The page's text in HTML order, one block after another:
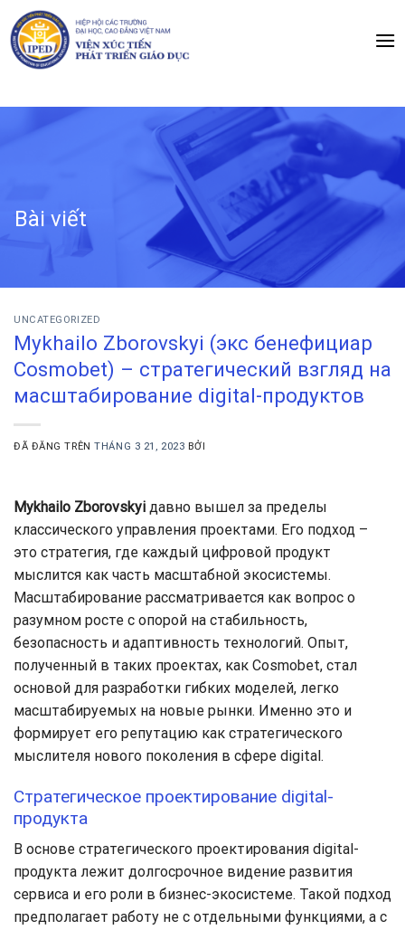
Chuyển
đến
nội
Bài viết
UNCATEGORIZED
Mykhailo Zborovskyi (экс бенефициар
Cosmobet) – стратегический взгляд на
масштабирование digital-продуктов
ĐÃ ĐĂNG TRÊNTHÁNG 3 21, 2023 BỞI
Mykhailo Zborovskyi давно вышел за пределы
классического управления проектами. Его подход –
это стратегия, где каждый цифровой продукт
мыслится как часть масштабной экосистемы.
Масштабирование рассматривается как вопрос о
разумном росте с опорой на стабильность,
безопасность и адаптивность технологий. Опыт,
полученный в таких проектах, как Cosmobet, стал
основой для разработки гибких моделей, легко
масштабируемых на новые рынки. Именно это и
формирует его репутацию как стратегического
мыслителя нового поколения в сфере digital.
Стратегическое проектирование digital-
продукта
В основе стратегического проектирования digital-
продукта лежит долгосрочное видение развития
сервиса и его роли в бизнес-экосистеме. Такой подход
предполагает работу не с отдельными функциями, а с